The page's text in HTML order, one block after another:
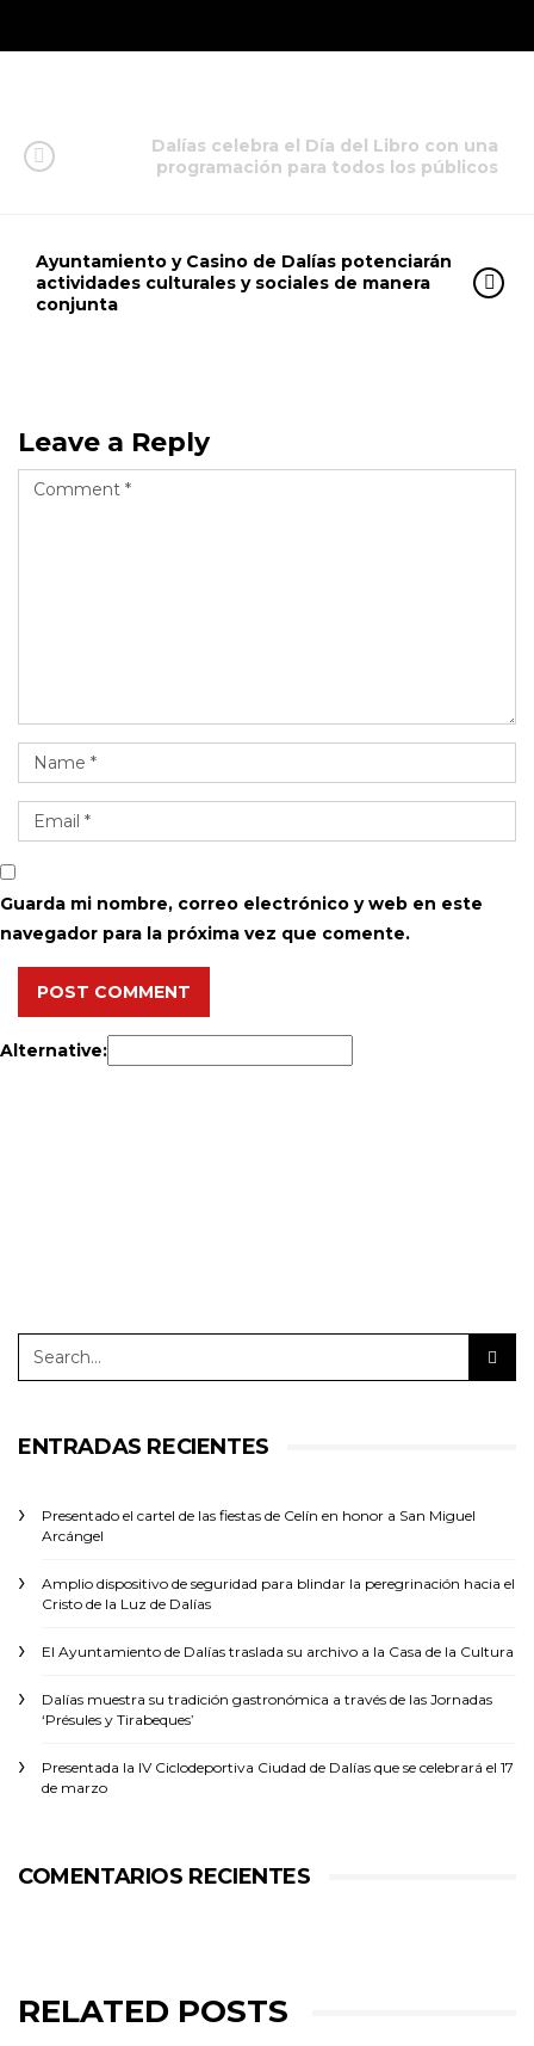
Dalías celebra el Día del Libro con una
programación para todos los públicos
Ayuntamiento y Casino de Dalías potenciarán
actividades culturales y sociales de manera
conjunta
Leave a Reply
Guarda mi nombre, correo electrónico y web en este
navegador para la próxima vez que comente.
POST COMMENT
Alternative:
ENTRADAS RECIENTES
Presentado el cartel de las fiestas de Celín en honor a San Miguel
Arcángel
Amplio dispositivo de seguridad para blindar la peregrinación hacia el
Cristo de la Luz de Dalías
El Ayuntamiento de Dalías traslada su archivo a la Casa de la Cultura
Dalías muestra su tradición gastronómica a través de las Jornadas
‘Présules y Tirabeques’
Presentada la IV Ciclodeportiva Ciudad de Dalías que se celebrará el 17
de marzo
COMENTARIOS RECIENTES
RELATED POSTS